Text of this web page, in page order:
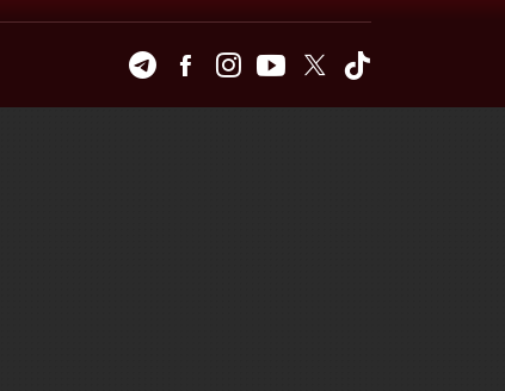
TelegramFacebookInstagramYoutubeTwitter